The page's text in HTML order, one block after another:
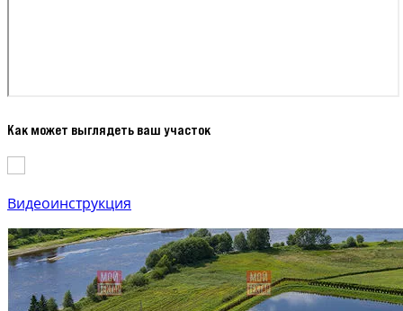
Как может выглядеть ваш участок
Видеоинструкция